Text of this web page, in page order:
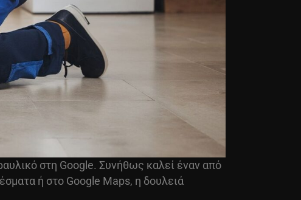
στη Google. Συνήθως καλεί έναν από
ή στο Google Maps, η δουλειά